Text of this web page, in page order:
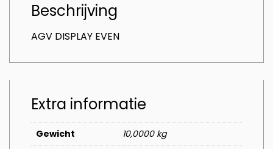
Beschrijving
AGV DISPLAY EVEN
Extra informatie
Gewicht 10,0000 kg